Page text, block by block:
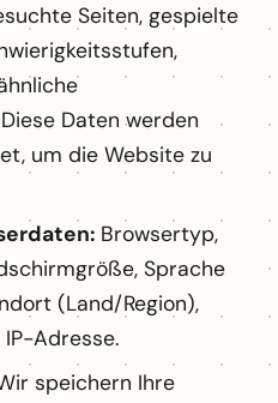
Seiten, gespielte
Daten werden
um die Website zu
Browsertyp,
Sprache
(Land/Region),
Adresse.
speichern Ihre